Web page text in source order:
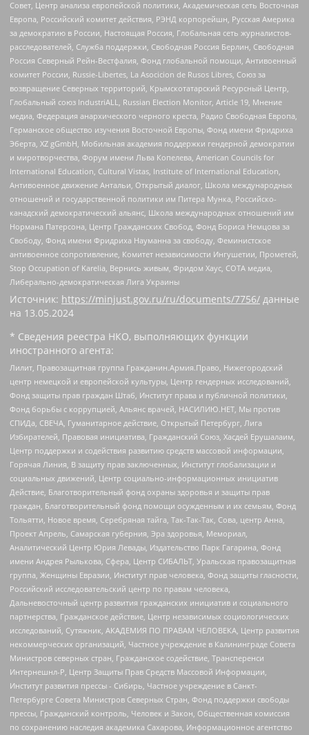
Совет, Центр анализа европейской политики, Академическая сеть Восточная
Европа, Российский комитет действия, РЭНД корпорейшн, Русская Америка
за демократию в России, Настоящая Россия, Глобальная сеть журналистов-
расследователей, Служба поддержки, Свободная Россия Берлин, Свободная
Россия Северный Рейн-Вестфалия, Фонд глобальной помощи, Антивоенный
комитет России, Russie-Libertes, La Asocicion de Rusos Libres, Союз за
возвращение Северных территорий, Крымскотатарский Ресурсный Центр,
Глобальный союз IndustriALL, Russian Election Monitor, Article 19, Мнение
медиа, Федерация анархического черного креста, Радио Свободная Европа,
Германское общество изучения Восточной Европы, Фонд имени Фридриха
Эберта, XZ gGmbH, Мобильная академия поддержки гендерной демократии
и миротворчества, Форум имени Льва Копелева, American Councils for
International Education, Cultural Vistas, Institute of International Education,
Антивоенное движение Антальи, Открытый диалог, Школа международных
отношений и государственной политики им Питера Мунка, Российско-
канадский демократический альянс, Школа международных отношений им
Нормана Патерсона, Центр Гражданских Свобод, Фонд Бориса Немцова за
Свободу, Фонд имени Фридриха Науманна за свободу, Феминистское
антивоенное сопротивление, Комитет независимости Ингушетии, Прометей,
Stop Occupation of Karelia, Вернись живым, Фридом Хаус, СОТА медиа,
Либерально-демократическая Лига Украины
Источник: https://minjust.gov.ru/ru/documents/7756/ данные
на 13.05.2024
* Сведения реестра НКО, выполняющих функции
иностранного агента:
Лилит, Правозащитная группа Гражданин.Армия.Право, Нижегородский
центр немецкой и европейской культуры, Центр гендерных исследований,
Фонд защиты прав граждан Штаб, Институт права и публичной политики,
Фонд борьбы с коррупцией, Альянс врачей, НАСИЛИЮ.НЕТ, Мы против
СПИДа, СВЕЧА, Гуманитарное действие, Открытый Петербург, Лига
Избирателей, Правовая инициатива, Гражданский Союз, Хасдей Ерушалаим,
Центр поддержки и содействия развитию средств массовой информации,
Горячая Линия, В защиту прав заключенных, Институт глобализации и
социальных движений, Центр социально-информационных инициатив
Действие, Благотворительный фонд охраны здоровья и защиты прав
граждан, Благотворительный фонд помощи осужденным и их семьям, Фонд
Тольятти, Новое время, Серебряная тайга, Так-Так-Так, Сова, центр Анна,
Проект Апрель, Самарская губерния, Эра здоровья, Мемориал,
Аналитический Центр Юрия Левады, Издательство Парк Гагарина, Фонд
имени Андрея Рылькова, Сфера, Центр СИБАЛЬТ, Уральская правозащитная
группа, Женщины Евразии, Институт прав человека, Фонд защиты гласности,
Российский исследовательский центр по правам человека,
Дальневосточный центр развития гражданских инициатив и социального
партнерства, Гражданское действие, Центр независимых социологических
исследований, Сутяжник, АКАДЕМИЯ ПО ПРАВАМ ЧЕЛОВЕКА, Центр развития
некоммерческих организаций, Частное учреждение в Калининграде Совета
Министров северных стран, Гражданское содействие, Трансперенси
Интернешнл-Р, Центр Защиты Прав Средств Массовой Информации,
Институт развития прессы - Сибирь, Частное учреждение в Санкт-
Петербурге Совета Министров Северных Стран, Фонд поддержки свободы
прессы, Гражданский контроль, Человек и Закон, Общественная комиссия
по сохранению наследия академика Сахарова, Информационное агентство